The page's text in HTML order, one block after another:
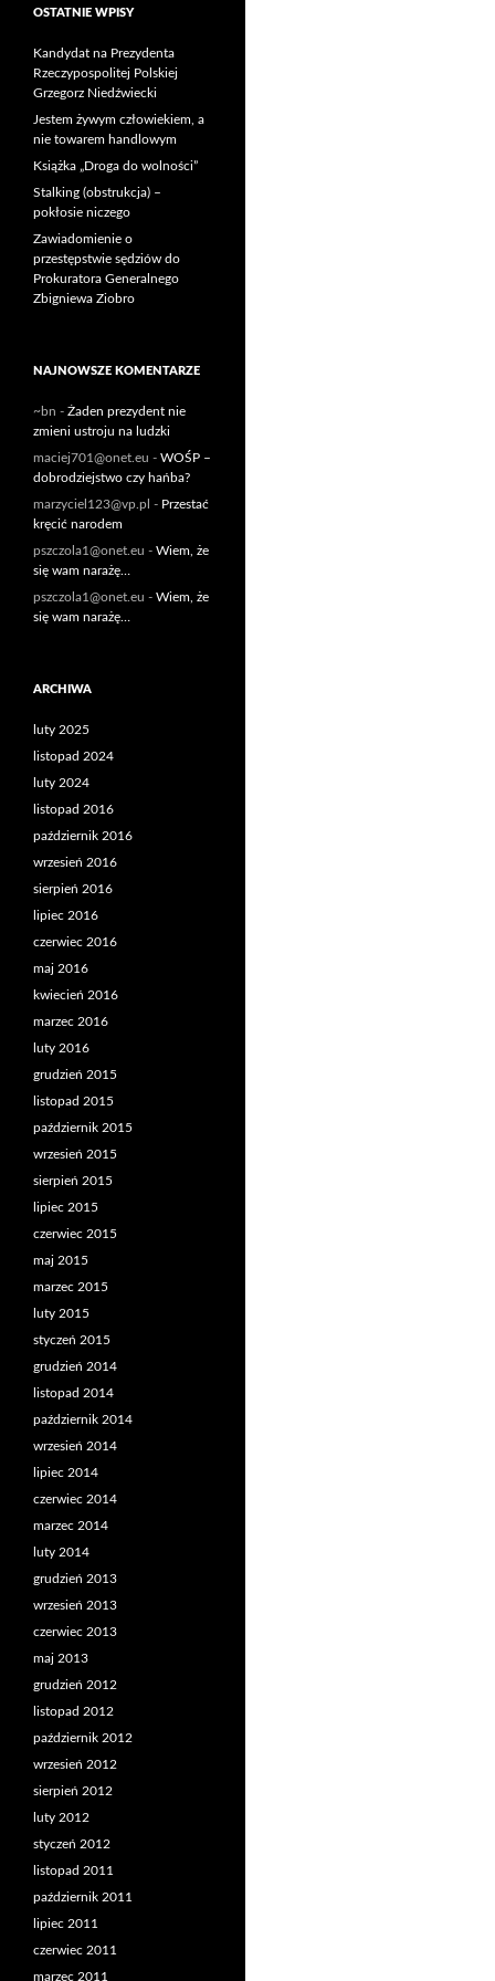
OSTATNIE WPISY
Kandydat na Prezydenta
Rzeczypospolitej Polskiej
Grzegorz Niedźwiecki
Jestem żywym człowiekiem, a
nie towarem handlowym
Książka „Droga do wolności”
Stalking (obstrukcja) –
pokłosie niczego
Zawiadomienie o
przestępstwie sędziów do
Prokuratora Generalnego
Zbigniewa Ziobro
NAJNOWSZE KOMENTARZE
~bn - Żaden prezydent nie
zmieni ustroju na ludzki
maciej701@onet.eu - WOŚP –
dobrodziejstwo czy hańba?
marzyciel123@vp.pl - Przestać
kręcić narodem
pszczola1@onet.eu - Wiem, że
się wam narażę…
pszczola1@onet.eu - Wiem, że
się wam narażę…
ARCHIWA
luty 2025
listopad 2024
luty 2024
listopad 2016
październik 2016
wrzesień 2016
sierpień 2016
lipiec 2016
czerwiec 2016
maj 2016
kwiecień 2016
marzec 2016
luty 2016
grudzień 2015
listopad 2015
październik 2015
wrzesień 2015
sierpień 2015
lipiec 2015
czerwiec 2015
maj 2015
marzec 2015
luty 2015
styczeń 2015
grudzień 2014
listopad 2014
październik 2014
wrzesień 2014
lipiec 2014
czerwiec 2014
marzec 2014
luty 2014
grudzień 2013
wrzesień 2013
czerwiec 2013
maj 2013
grudzień 2012
listopad 2012
październik 2012
wrzesień 2012
sierpień 2012
luty 2012
styczeń 2012
listopad 2011
październik 2011
lipiec 2011
czerwiec 2011
marzec 2011